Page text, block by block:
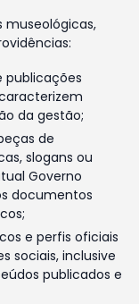
museológicas,
publicações
da gestão;
de
slogans ou
Governo
documentos
e perfis oficiais
sociais, inclusive
publicados e